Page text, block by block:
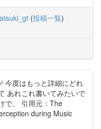
(投稿一覧)
今度はもっと詳細にどれ
あれこれ書いてみたいで
で。 引用元：The
during Music